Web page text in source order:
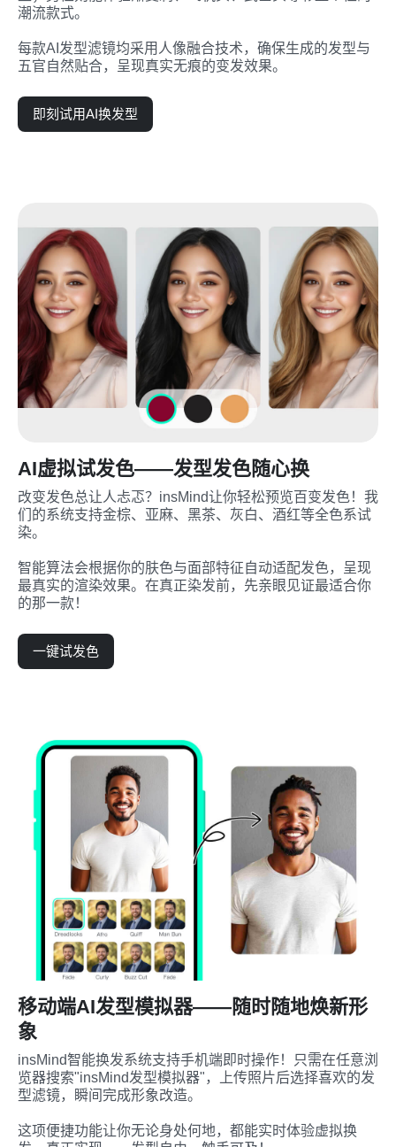
潮流款式。
每款AI发型滤镜均采用人像融合技术，确保生成的发型与
五官自然贴合，呈现真实无痕的变发效果。
即刻试用AI换发型
AI虚拟试发色——发型发色随心换
改变发色总让人忐忑？insMind让你轻松预览百变发色！我
们的系统支持金棕、亚麻、黑茶、灰白、酒红等全色系试
染。
智能算法会根据你的肤色与面部特征自动适配发色，呈现
最真实的渲染效果。在真正染发前，先亲眼见证最适合你
的那一款！
一键试发色
移动端AI发型模拟器——随时随地焕新形
象
insMind智能换发系统支持手机端即时操作！只需在任意浏
览器搜索"insMind发型模拟器"，上传照片后选择喜欢的发
型滤镜，瞬间完成形象改造。
这项便捷功能让你无论身处何地，都能实时体验虚拟换